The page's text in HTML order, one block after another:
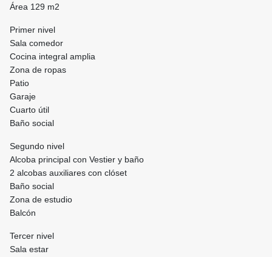
Área 129 m2
Primer nivel
Sala comedor
Cocina integral amplia
Zona de ropas
Patio
Garaje
Cuarto útil
Baño social
Segundo nivel
Alcoba principal con Vestier y baño
2 alcobas auxiliares con clóset
Baño social
Zona de estudio
Balcón
Tercer nivel
Sala estar